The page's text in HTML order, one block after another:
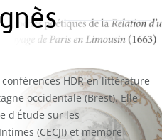
HDR en littérature
occidentale (Brest). Elle
d'Étude sur les
(CECJI) et membre